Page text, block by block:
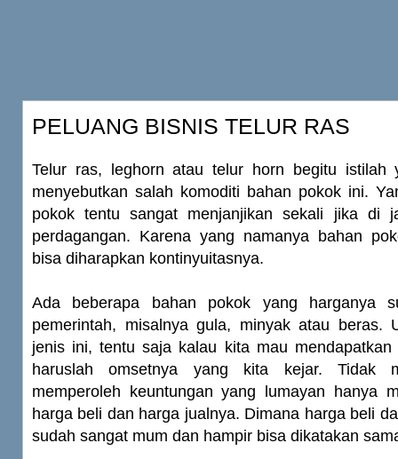
PELUANG BISNIS TELUR RAS
Telur ras, leghorn atau telur horn begitu istilah
menyebutkan salah komoditi bahan pokok ini.
pokok tentu sangat menjanjikan sekali jika di
perdagangan. Karena yang namanya bahan
bisa diharapkan kontinyuitasnya.
Ada beberapa bahan pokok yang harganya
pemerintah, misalnya gula, minyak atau beras.
jenis ini, tentu saja kalau kita mau
haruslah omsetnya yang kita kejar. Tidak
memperoleh keuntungan yang lumayan hanya
harga beli dan harga jualnya. Dimana harga beli
sudah sangat mum dan hampir bisa dikatakan